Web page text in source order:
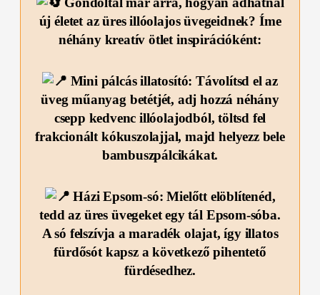
új életet az üres illóolajos üvegeidnek? Íme
néhány kreatív ötlet inspirációként:
Mini pálcás illatosító: Távolítsd el az
üveg műanyag betétjét, adj hozzá néhány
csepp kedvenc illóolajodból, töltsd fel
frakcionált kókuszolajjal, majd helyezz bele
bambuszpálcikákat.
Házi Epsom-só: Mielőtt elöblítenéd,
tedd az üres üvegeket egy tál Epsom-sóba.
A só felszívja a maradék olajat, így illatos
fürdősót kapsz a következő pihentető
fürdésedhez.